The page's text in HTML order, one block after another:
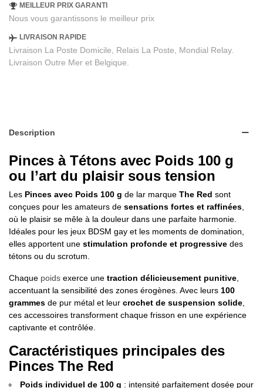
MEILLEUR PRIX GARANTI
Nous vous garantissons le meilleur prix
LIVRAISON RAPIDE
Livraison La Poste Domicile, Relais La Poste, Mondial Relay.
Livraison Outre Mer et Belgique.
Description
Pinces à Tétons avec Poids 100 g
ou l’art du plaisir sous tension
Les Pinces avec Poids 100 g de lar marque The Red sont
conçues pour les amateurs de sensations fortes et raffinées
où le plaisir se mêle à la douleur dans une parfaite harmonie.
Idéales pour les jeux BDSM gay et les moments de domination,
elles apportent une stimulation profonde et progressive des
tétons ou du scrotum.
Chaque poids exerce une traction délicieusement punitive
accentuant la sensibilité des zones érogènes. Avec leurs 100
grammes de pur métal et leur crochet de suspension solide
ces accessoires transforment chaque frisson en une expérience
captivante et contrôlée.
Caractéristiques principales des
Pinces The Red
Poids individuel de 100 g : intensité parfaitement dosée pour